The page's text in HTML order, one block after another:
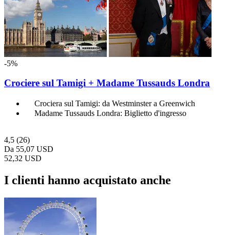
-5%
Crociere sul Tamigi + Madame Tussauds Londra
Crociera sul Tamigi: da Westminster a Greenwich
Madame Tussauds Londra: Biglietto d'ingresso
4,5 (26)
Da 55,07 USD
52,32 USD
I clienti hanno acquistato anche